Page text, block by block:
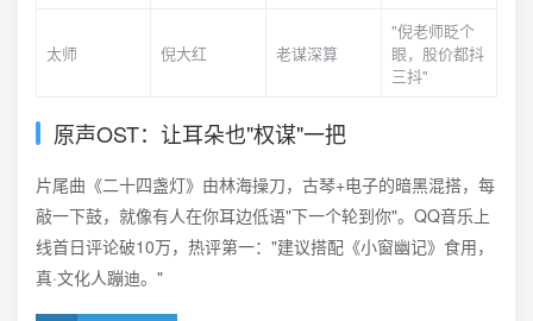
太师 倪大红 老谋深算
"倪老师眨个
眼，股价都抖
三抖"
原声OST：让耳朵也"权谋"一把
片尾曲《二十四盏灯》由林海操刀，古琴+电子的暗黑混搭，每
敲一下鼓，就像有人在你耳边低语"下一个轮到你"。QQ音乐上
线首日评论破10万，热评第一："建议搭配《小窗幽记》食用，
真·文化人蹦迪。"